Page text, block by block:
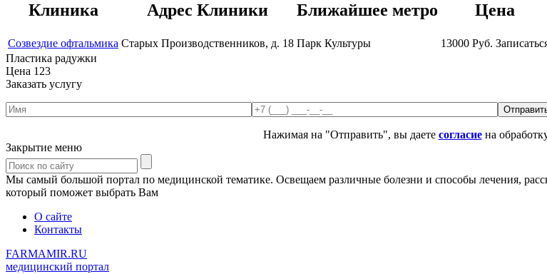
Клиника Адрес Клиники Ближайшее метро Цена
Созвездие офтальмика Старых Производственников, д. 18 Парк Культуры 13000 Руб.
Пластика радужки
Цена 123
Заказать услугу
Нажимая на "Отправить", вы даете согласиена
Закрытие меню
Мы самый большой портал по медицинской тематике. Освещаем различные болезни и способы лечения,
который поможет выбрать Вам
О сайте
Контакты
FARMAMIR.RU
медицинский портал